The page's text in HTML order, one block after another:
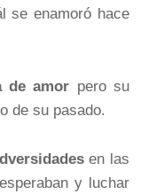
se enamoró hace
de amor pero su
de su pasado.
en las
y luchar